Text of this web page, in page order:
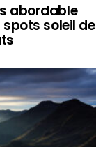
abordable
spots soleil de